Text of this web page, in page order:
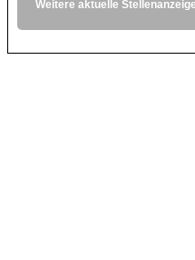
Weitere aktuelle